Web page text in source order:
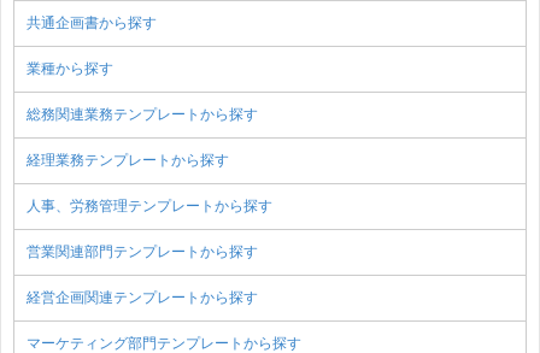
共通企画書から探す
業種から探す
総務関連業務テンプレートから探す
経理業務テンプレートから探す
人事、労務管理テンプレートから探す
営業関連部門テンプレートから探す
経営企画関連テンプレートから探す
マーケティング部門テンプレートから探す